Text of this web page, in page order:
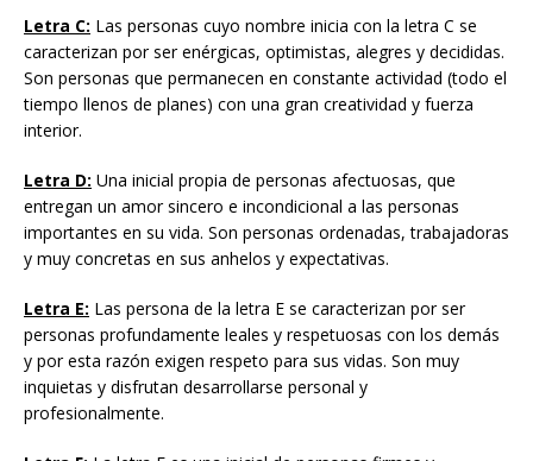
Letra C: Las personas cuyo nombre inicia con la letra C se
caracterizan por ser enérgicas, optimistas, alegres y decididas.
Son personas que permanecen en constante actividad (todo el
tiempo llenos de planes) con una gran creatividad y fuerza
interior.
Letra D: Una inicial propia de personas afectuosas, que
entregan un amor sincero e incondicional a las personas
importantes en su vida. Son personas ordenadas, trabajadoras
y muy concretas en sus anhelos y expectativas.
Letra E: Las persona de la letra E se caracterizan por ser
personas profundamente leales y respetuosas con los demás
y por esta razón exigen respeto para sus vidas. Son muy
inquietas y disfrutan desarrollarse personal y
profesionalmente.